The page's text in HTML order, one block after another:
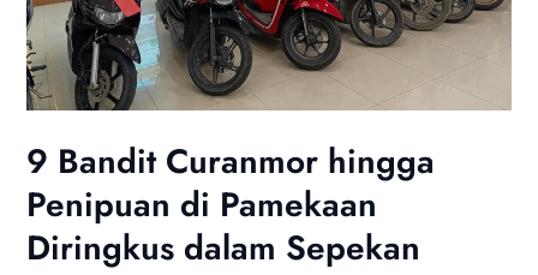
9 Bandit Curanmor hingga
Penipuan di Pamekaan
Diringkus dalam Sepekan